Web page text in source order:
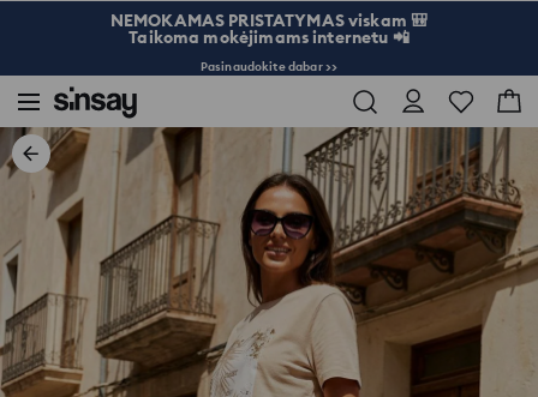
NEMOKAMAS PRISTATYMAS viskam 🎒
Taikoma mokėjimams internetu 📲
Pasinaudokite dabar >>